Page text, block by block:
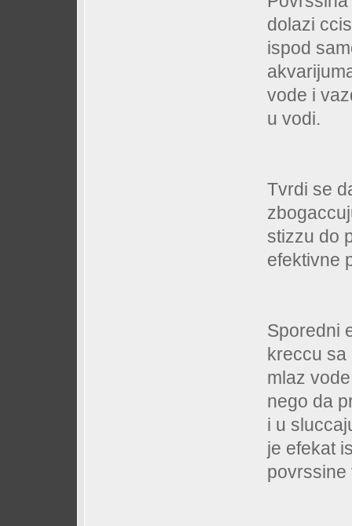
dolazi
ispod
vode i
u vodi.
Tvrdi se
stizzu do
efektivne
Sporedni
kreccu
mlaz
nego da
i u
je efekat
povrssine